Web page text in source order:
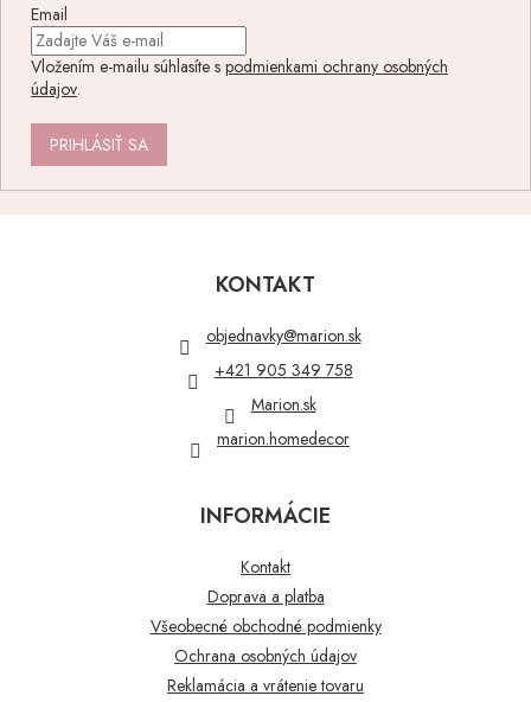
Email
Vložením e-mailu súhlasíte s podmienkami ochrany osobných
údajov.
PRIHLÁSIŤ SA
KONTAKT
objednavky@marion.sk
+421 905 349 758
Marion.sk
marion.homedecor
INFORMÁCIE
Kontakt
Doprava a platba
Všeobecné obchodné podmienky
Ochrana osobných údajov
Reklamácia a vrátenie tovaru